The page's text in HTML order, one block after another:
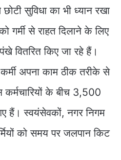
सुविधा का भी ध्यान रखा
गर्मी से राहत दिलाने के लिए
वितरित किए जा रहे हैं।
अपना काम ठीक तरीके से
के बीच 3,500
हैं। स्वयंसेवकों, नगर निगम
को समय पर जलपान किट